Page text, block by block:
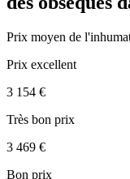
Prix moyen de
Prix excellent
3 154 €
Très bon prix
3 469 €
Bon prix